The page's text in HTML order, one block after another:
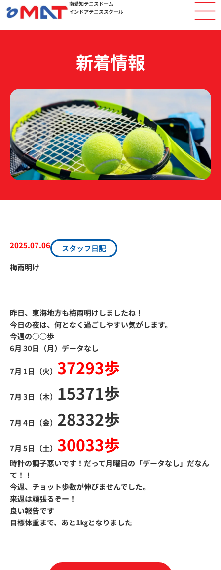
容
を
南愛知テニスドーム
インドアテニススクール
新着情報
2025.07.06
スタッフ日記
梅雨明け
昨日、東海地方も梅雨明けしましたね！
今日の夜は、何となく過ごしやすい気がします。
今週の○○歩
6月 30日（月）データなし
7月 1日（火） 37293歩
7月 3日（木） 15371歩
7月 4日（金） 28332歩
7月 5日（土） 30033歩
時計の調子悪いです！だって月曜日の「データなし」だなん
て！！
今週、チョット歩数が伸びませんでした。
来週は頑張るぞー！
良い報告です
目標体重まで、あと1㎏となりました